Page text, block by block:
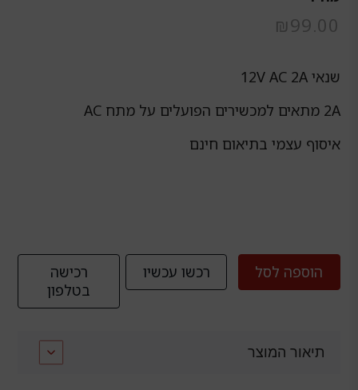
₪99.00
שנאי 12V AC 2A
2A מתאים למכשירים הפועלים על מתח AC
איסוף עצמי בתיאום חינם
הוספה לסל רכשו עכשיו
רכישה
בטלפון
תיאור המוצר